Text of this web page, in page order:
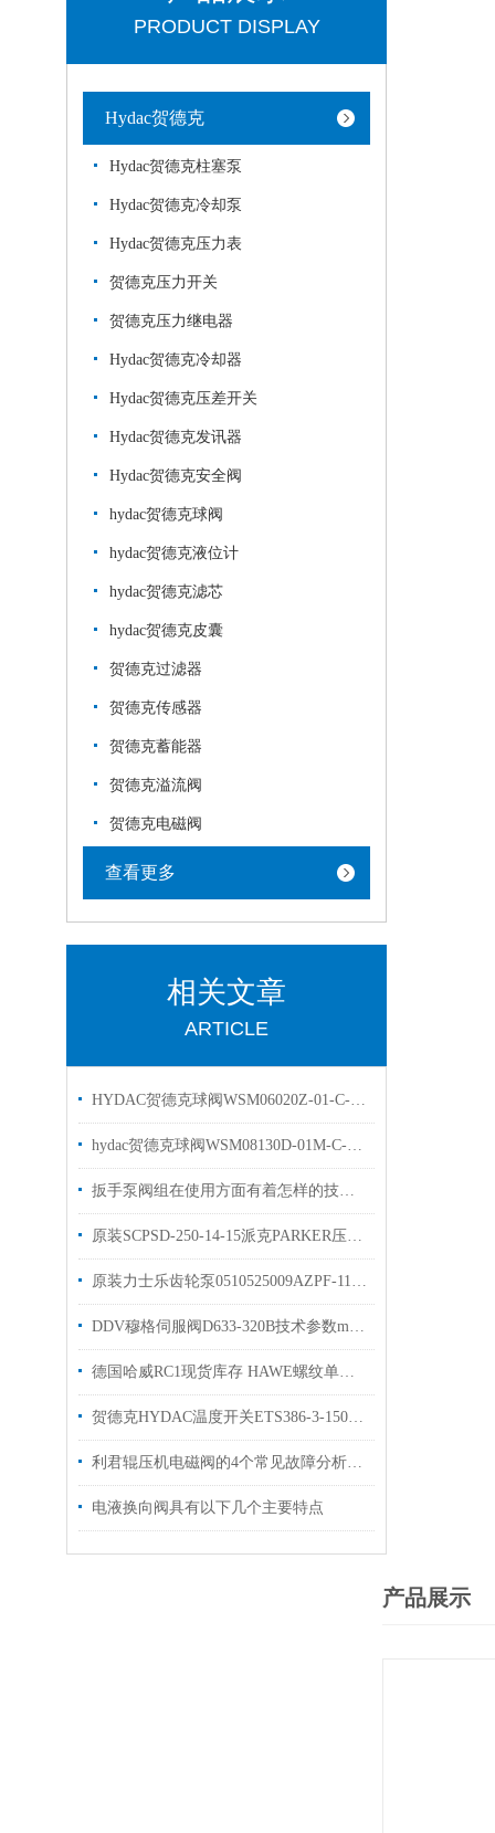
PRODUCT DISPLAY
Hydac贺德克
Hydac贺德克柱塞泵
Hydac贺德克冷却泵
Hydac贺德克压力表
贺德克压力开关
贺德克压力继电器
Hydac贺德克冷却器
Hydac贺德克压差开关
Hydac贺德克发讯器
Hydac贺德克安全阀
hydac贺德克球阀
hydac贺德克液位计
hydac贺德克滤芯
hydac贺德克皮囊
贺德克过滤器
贺德克传感器
贺德克蓄能器
贺德克溢流阀
贺德克电磁阀
查看更多
相关文章
ARTICLE
HYDAC贺德克球阀WSM06020Z-01-C-N-24DG现货原装
hydac贺德克球阀WSM08130D-01M-C-N现货
扳手泵阀组在使用方面有着怎样的技巧呢？
原装SCPSD-250-14-15派克PARKER压力传感器
原装力士乐齿轮泵0510525009AZPF-11-011现货库存
DDV穆格伺服阀D633-320B技术参数moogD633-7423
德国哈威RC1现货库存 HAWE螺纹单向阀RC系列
贺德克HYDAC温度开关ETS386-3-150-000介绍
利君辊压机电磁阀的4个常见故障分析，以后遇到轻松应对！
电液换向阀具有以下几个主要特点
产品展示